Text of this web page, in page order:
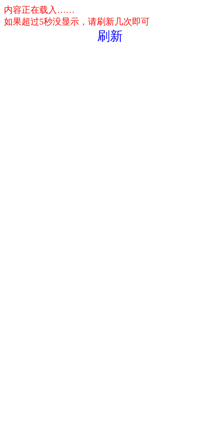
内容正在载入……
如果超过5秒没显示，请刷新几次即可
刷新